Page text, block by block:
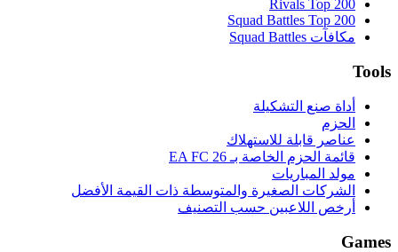
Rivals Top 200
Squad Battles Top 200
مكافآت Squad Battles
Tools
أداة صنع التشكيلة
الحزم
عناصر قابلة للاستهلاك
قائمة الحزم الخاصة بـ EA FC 26
مولد المباريات
الشركات الصغيرة والمتوسطة ذات القيمة الأفضل
أرخص اللاعبين حسب التصنيف
Games